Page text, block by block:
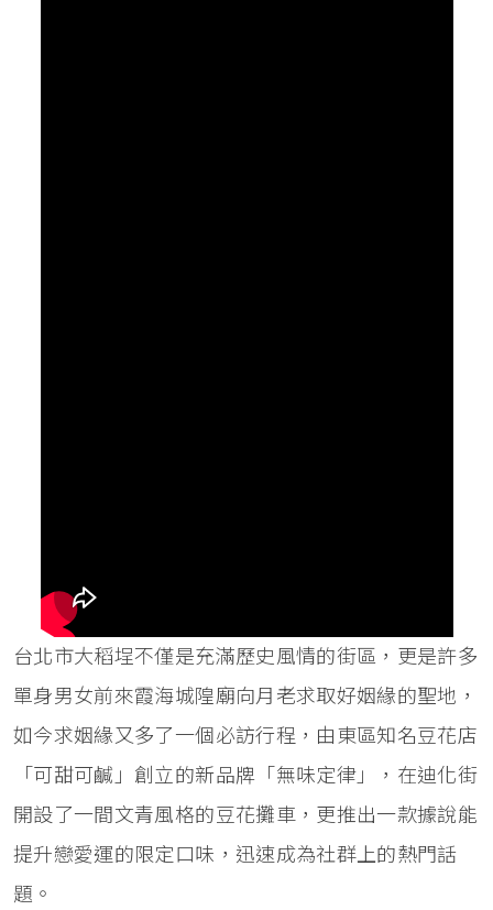
台北市大稻埕不僅是充滿歷史風情的街區，更是許多
單身男女前來霞海城隍廟向月老求取好姻緣的聖地，
如今求姻緣又多了一個必訪行程，由東區知名豆花店
「可甜可鹹」創立的新品牌「無味定律」，在迪化街
開設了一間文青風格的豆花攤車，更推出一款據說能
提升戀愛運的限定口味，迅速成為社群上的熱門話
題。